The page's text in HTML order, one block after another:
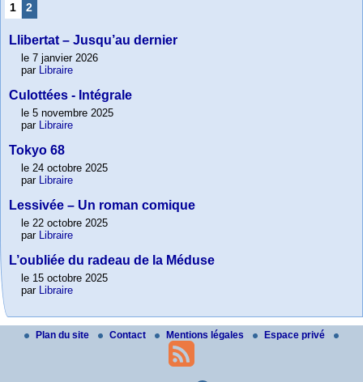
1 2
Llibertat – Jusqu’au dernier
le 7 janvier 2026
par Libraire
Culottées - Intégrale
le 5 novembre 2025
par Libraire
Tokyo 68
le 24 octobre 2025
par Libraire
Lessivée – Un roman comique
le 22 octobre 2025
par Libraire
L’oubliée du radeau de la Méduse
le 15 octobre 2025
par Libraire
Plan du site Contact Mentions légales Espace privé